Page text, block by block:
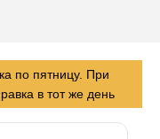
по пятницу. При
в тот же день